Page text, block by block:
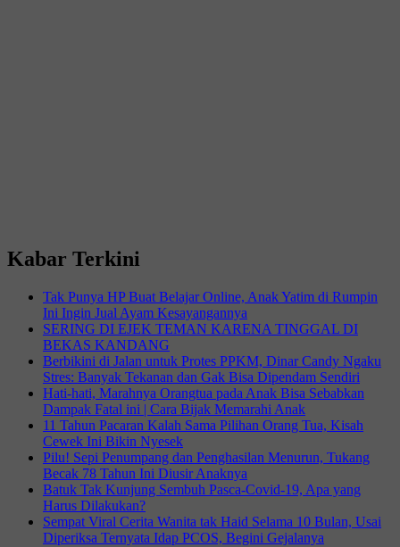
Kabar Terkini
Tak Punya HP Buat Belajar Online, Anak Yatim di Rumpin
Ini Ingin Jual Ayam Kesayangannya
SERING DI EJEK TEMAN KARENA TINGGAL DI
BEKAS KANDANG
Berbikini di Jalan untuk Protes PPKM, Dinar Candy Ngaku
Stres: Banyak Tekanan dan Gak Bisa Dipendam Sendiri
Hati-hati, Marahnya Orangtua pada Anak Bisa Sebabkan
Dampak Fatal ini | Cara Bijak Memarahi Anak
11 Tahun Pacaran Kalah Sama Pilihan Orang Tua, Kisah
Cewek Ini Bikin Nyesek
Pilu! Sepi Penumpang dan Penghasilan Menurun, Tukang
Becak 78 Tahun Ini Diusir Anaknya
Batuk Tak Kunjung Sembuh Pasca-Covid-19, Apa yang
Harus Dilakukan?
Sempat Viral Cerita Wanita tak Haid Selama 10 Bulan, Usai
Diperiksa Ternyata Idap PCOS, Begini Gejalanya